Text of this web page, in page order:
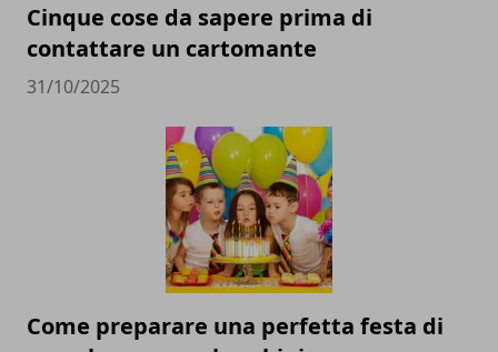
Cinque cose da sapere prima di
contattare un cartomante
31/10/2025
Come preparare una perfetta festa di